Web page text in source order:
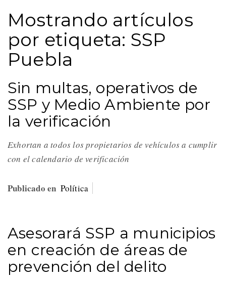
Mostrando artículos
por etiqueta: SSP
Puebla
Sin multas, operativos de
SSP y Medio Ambiente por
la verificación
Exhortan a todos los propietarios de vehículos a cumplir
con el calendario de verificación
Publicado en Política
Asesorará SSP a municipios
en creación de áreas de
prevención del delito